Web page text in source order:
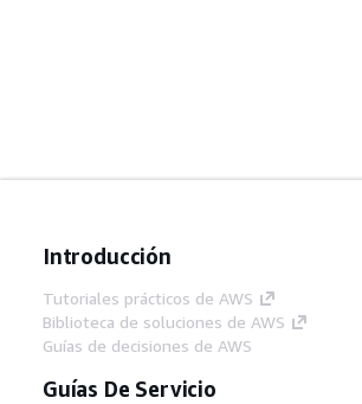
Introducción
Tutoriales prácticos de AWS
Biblioteca de soluciones de AWS
Guías de decisiones de AWS
Guías De Servicio